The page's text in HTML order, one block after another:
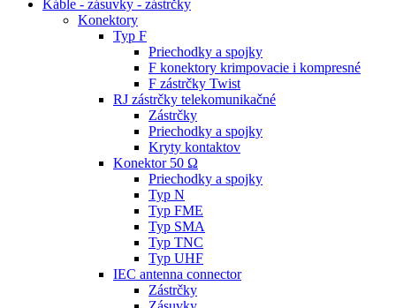
Káble - zásuvky - zástrčky
Konektory
Typ F
Priechodky a spojky
F konektory krimpovacie i kompresné
F zástrčky Twist
RJ zástrčky telekomunikačné
Zástrčky
Priechodky a spojky
Kryty kontaktov
Konektor 50 Ω
Priechodky a spojky
Typ N
Typ FME
Typ SMA
Typ TNC
Typ UHF
IEC antenna connector
Zástrčky